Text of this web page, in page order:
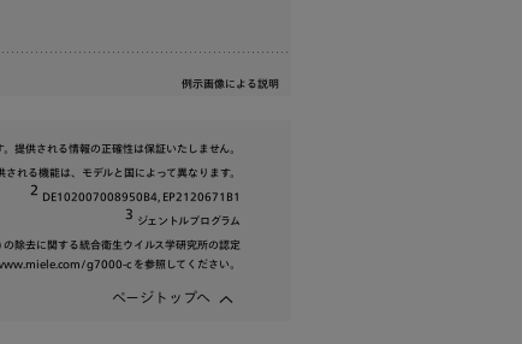
例示画像による説明
提供される情報の正確性は保証いたしません。
れる機能は、モデルと国によって異なります。
2
DE102007008950B4, EP2120671B1
3
ジェントルプログラム
除去に関する統合衛生ウイルス学研究所の認定
g7000-c を参照してください。
ページトップへ